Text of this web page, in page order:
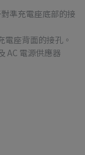
準充電座底部的接
電座背面的接孔。
AC 電源供應器